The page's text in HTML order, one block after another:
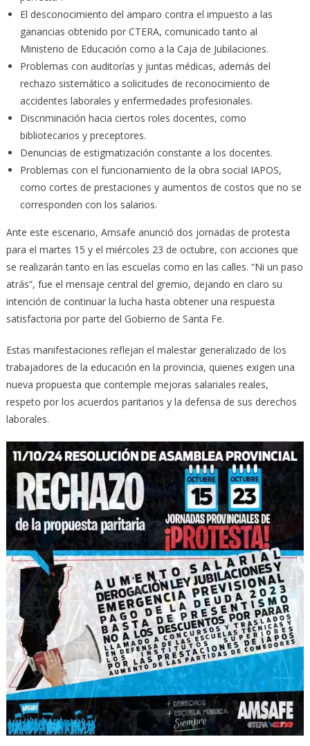
El desconocimiento del amparo contra el impuesto a las
ganancias obtenido por CTERA, comunicado tanto al
Ministerio de Educación como a la Caja de Jubilaciones.
Problemas con auditorías y juntas médicas, además del
rechazo sistemático a solicitudes de reconocimiento de
accidentes laborales y enfermedades profesionales.
Discriminación hacia ciertos roles docentes, como
bibliotecarios y preceptores.
Denuncias de estigmatización constante a los docentes.
Problemas con el funcionamiento de la obra social IAPOS,
como cortes de prestaciones y aumentos de costos que no se
corresponden con los salarios.
Ante este escenario, Amsafe anunció dos jornadas de protesta
para el martes 15 y el miércoles 23 de octubre, con acciones que
se realizarán tanto en las escuelas como en las calles. “Ni un paso
atrás”, fue el mensaje central del gremio, dejando en claro su
intención de continuar la lucha hasta obtener una respuesta
satisfactoria por parte del Gobierno de Santa Fe.
Estas manifestaciones reflejan el malestar generalizado de los
trabajadores de la educación en la provincia, quienes exigen una
nueva propuesta que contemple mejoras salariales reales,
respeto por los acuerdos paritarios y la defensa de sus derechos
laborales.